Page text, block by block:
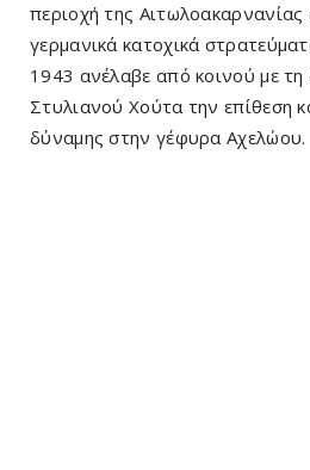
περιοχή της
γερμανικά κατοχικά
1943 ανέλαβε από κοινού με
Στυλιανού Χούτα την επίθεση
δύναμης στην γέφυρα Αχελώου.